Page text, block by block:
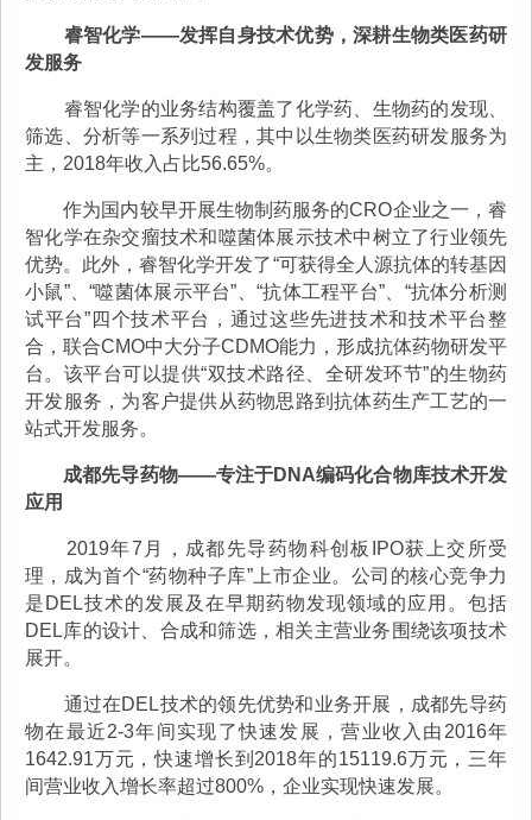
睿智化学——发挥自身技术优势，深耕生物类医药研
发服务
睿智化学的业务结构覆盖了化学药、生物药的发现、
筛选、分析等一系列过程，其中以生物类医药研发服务为
主，2018年收入占比56.65%。
作为国内较早开展生物制药服务的CRO企业之一，睿
智化学在杂交瘤技术和噬菌体展示技术中树立了行业领先
优势。此外，睿智化学开发了“可获得全人源抗体的转基因
小鼠”、“噬菌体展示平台”、“抗体工程平台”、“抗体分析测
试平台”四个技术平台，通过这些先进技术和技术平台整
合，联合CMO中大分子CDMO能力，形成抗体药物研发平
台。该平台可以提供“双技术路径、全研发环节”的生物药
开发服务，为客户提供从药物思路到抗体药生产工艺的一
站式开发服务。
成都先导药物——专注于DNA编码化合物库技术开发
应用
2019年7月，成都先导药物科创板IPO获上交所受
理，成为首个“药物种子库”上市企业。公司的核心竞争力
是DEL技术的发展及在早期药物发现领域的应用。包括
DEL库的设计、合成和筛选，相关主营业务围绕该项技术
展开。
通过在DEL技术的领先优势和业务开展，成都先导药
物在最近2-3年间实现了快速发展，营业收入由2016年
1642.91万元，快速增长到2018年的15119.6万元，三年
间营业收入增长率超过800%，企业实现快速发展。